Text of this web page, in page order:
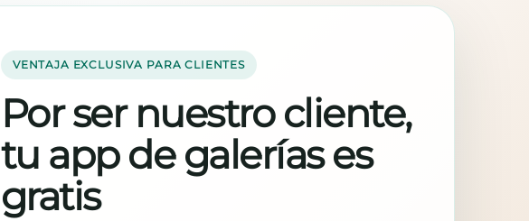
VENTAJA EXCLUSIVA PARA CLIENTES
Por ser nuestro cliente,
tu app de galerías es
gratis